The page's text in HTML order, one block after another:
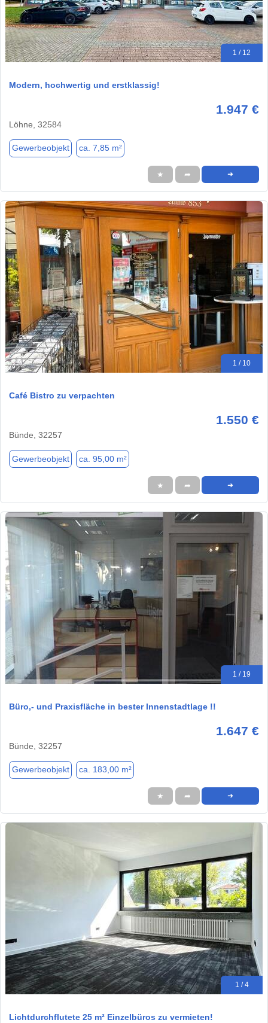
1 / 12
Modern, hochwertig und erstklassig!
1.947 €
Löhne, 32584
Gewerbeobjekt ca. 7,85 m²
★ ➦ ➜
1 / 10
Café Bistro zu verpachten
1.550 €
Bünde, 32257
Gewerbeobjekt ca. 95,00 m²
★ ➦ ➜
1 / 19
Büro,- und Praxisfläche in bester Innenstadtlage !!
1.647 €
Bünde, 32257
Gewerbeobjekt ca. 183,00 m²
★ ➦ ➜
1 / 4
Lichtdurchflutete 25 m² Einzelbüros zu vermieten!